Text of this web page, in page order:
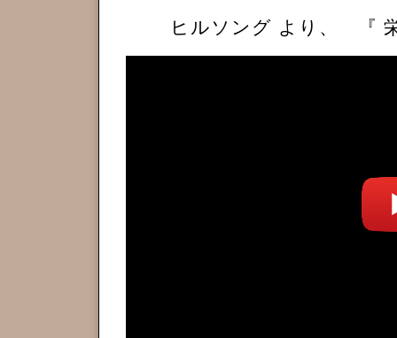
ヒルソング より、 『